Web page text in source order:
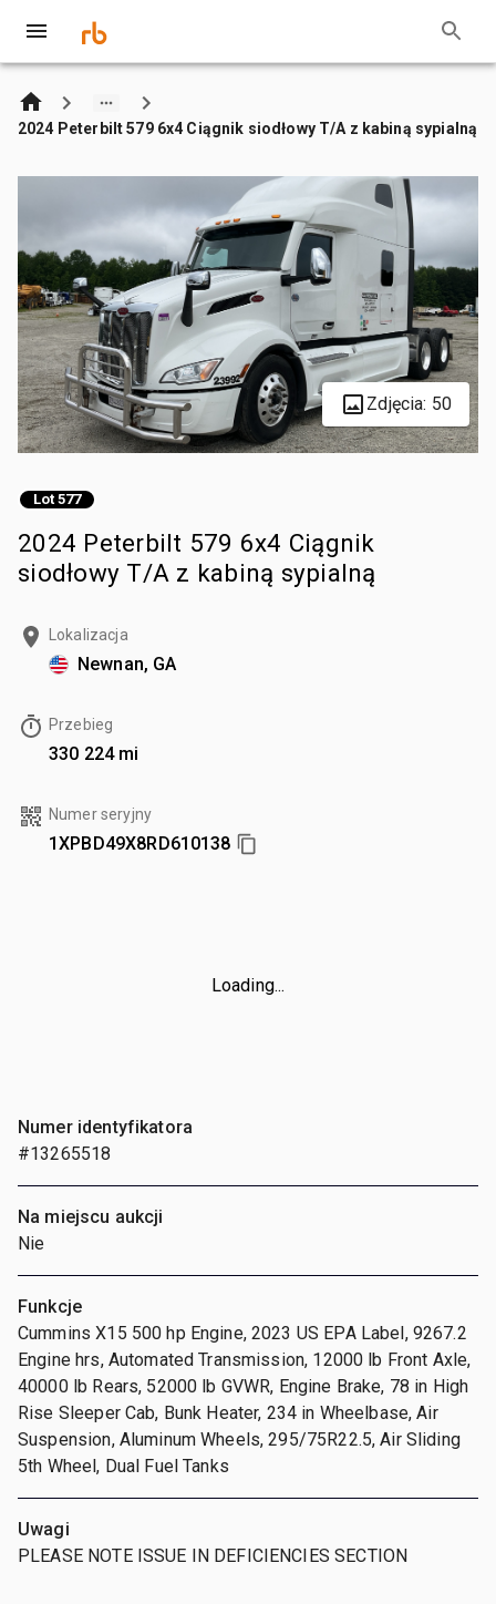
2024 Peterbilt 579 6x4 Ciągnik siodłowy T/A z kabiną sypialną
Zdjęcia: 50
Lot 577
2024 Peterbilt 579 6x4 Ciągnik
siodłowy T/A z kabiną sypialną
Lokalizacja
Newnan, GA
Przebieg
330 224 mi
Numer seryjny
1XPBD49X8RD610138
Loading...
Numer identyfikatora
#13265518
Na miejscu aukcji
Nie
Funkcje
Cummins X15 500 hp Engine, 2023 US EPA Label, 9267.2
Engine hrs, Automated Transmission, 12000 lb Front Axle,
40000 lb Rears, 52000 lb GVWR, Engine Brake, 78 in High
Rise Sleeper Cab, Bunk Heater, 234 in Wheelbase, Air
Suspension, Aluminum Wheels, 295/75R22.5, Air Sliding
5th Wheel, Dual Fuel Tanks
Uwagi
PLEASE NOTE ISSUE IN DEFICIENCIES SECTION